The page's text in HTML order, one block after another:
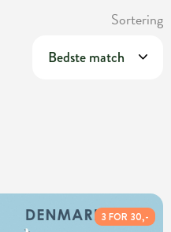
Sortering
3 FOR 30,-